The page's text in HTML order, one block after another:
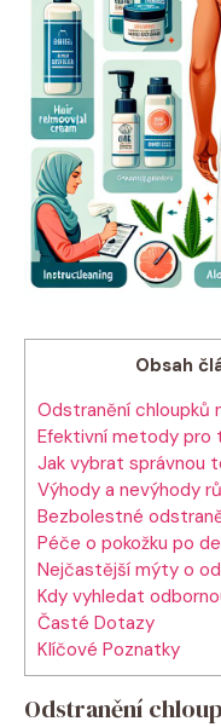
Obsah
Odstranění chloupků
Efektivní metody pro
Jak vybrat správnou
Výhody a nevýhody
Bezbolestné
Péče o pokožku po
Nejčastější mýty o
Kdy vyhledat
Časté Dotazy
Klíčové Poznatky
Odstranění